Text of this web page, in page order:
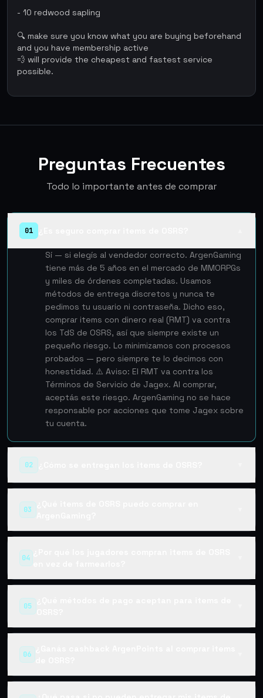
- 10 redwood sapling
🔍 make sure you know what you are buying beforehand
and you have membership active
💨 will provide the cheapest and fastest service
possible.
Preguntas Frecuentes
Todo lo importante antes de comprar
01
Sí — si elegís al vendedor correcto. ArgenGaming
tiene más de 5 años en el mercado de MMORPGs
y miles de órdenes completadas. Usamos
métodos de entrega discretos y nunca te
pedimos tu usuario ni contraseña. Dicho eso,
comprar items con dinero real (RMT) va contra
los TdS de OSRS, así que siempre existe un
pequeño riesgo. Lo minimizamos con procesos
probados — pero siempre te lo decimos con
honestidad. ⚠️ Aviso: El RMT va contra los
Términos de Servicio de Jagex. Al comprar,
aceptás este riesgo. ArgenGaming no se hace
responsable por acciones que tome Jagex sobre
tu cuenta.
02
03
¿Qué items de OSRS puedo comprar en
ArgenGaming?
04
¿Por qué los jugadores compran items de OSRS
en vez de farmearlos?
05
¿Qué métodos de pago aceptan para items de
OSRS?
06
¿Ganás cashback ArgenPoints al comprar items
de OSRS?